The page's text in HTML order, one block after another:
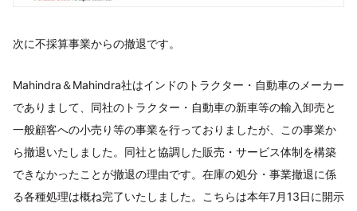
次に不採算事業からの撤退です。
Mahindra＆Mahindra社はインドのトラクター・自動車のメーカー
でありまして、同社のトラクター・自動車の新車等の輸入卸売と
一般顧客への小売り等の事業を行っておりましたが、この事業か
ら撤退いたしました。同社と協調した販売・サービス体制を構築
できなかったことが撤退の理由です。在庫の処分・事業撤退に係
る各種処理は概ね完了いたしました。こちらは本年7月13日に開示